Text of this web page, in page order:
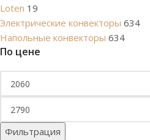
Loten 19
Электрические конвекторы 634
Напольные конвекторы 634
По цене
Фильтрация